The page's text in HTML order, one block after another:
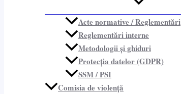
Acte normative / Reglementări
Reglementări interne
Metodologii și ghiduri
Protecția datelor (GDPR)
SSM / PSI
Comisia de violență